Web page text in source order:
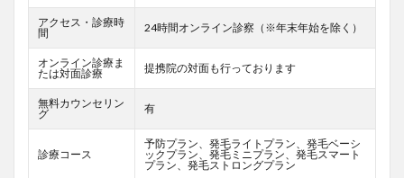
アクセス・診療時
間
24時間オンライン診察（※年末年始を除く）
オンライン診療ま
たは対面診療
提携院の対面も行っております
無料カウンセリン
グ
有
診療コース
予防プラン、発毛ライトプラン、発毛ベーシ
ックプラン、発毛ミニプラン、発毛スマート
プラン、発毛ストロングプラン